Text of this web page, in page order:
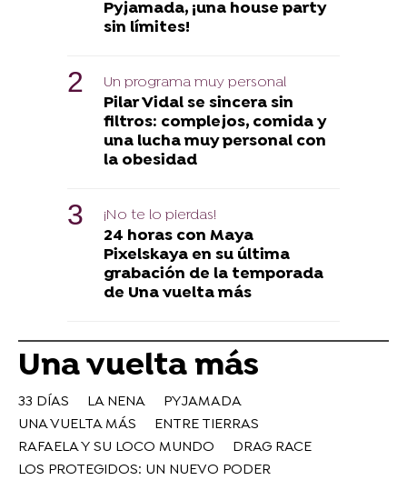
Pyjamada, ¡una house party
sin límites!
Un programa muy personal
Pilar Vidal se sincera sin
filtros: complejos, comida y
una lucha muy personal con
la obesidad
¡No te lo pierdas!
24 horas con Maya
Pixelskaya en su última
grabación de la temporada
de Una vuelta más
Una vuelta más
33 DÍAS LA NENA
PYJAMADA
UNA VUELTA MÁS
ENTRE TIERRAS
RAFAELA Y SU LOCO MUNDO
DRAG RACE
LOS PROTEGIDOS: UN NUEVO PODER